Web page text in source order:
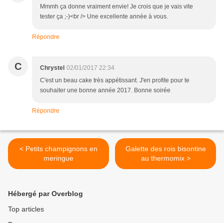
Mmmh ça donne vraiment envie! Je crois que je vais vite
tester ça ;-)<br /> Une excellente année à vous.
Répondre
C Chrystel 02/01/2017 22:34
C'est un beau cake très appétissant. J'en profite pour te
souhaiter une bonne année 2017. Bonne soirée
Répondre
< Petits champignons en
meringue
Galette des rois bisontine
au thermomix >
Hébergé par Overblog
Top articles